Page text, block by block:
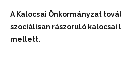
A Kalocsai Önkormányzat
szociálisan rászoruló kalocsai
mellett.